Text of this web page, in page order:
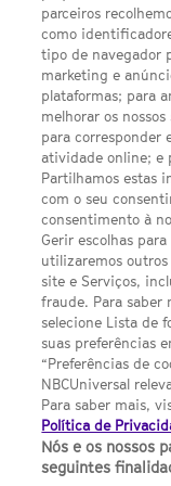
Escolhas de Anúncios
Política de
Sobre nós
Termos E Condições
UMA
Contact us by email:
NBC Universal
by Universal Studios
parceiros
como
tipo de navegador
marketing e
plataformas; para
melhorar os
para corresponder
atividade online; e
Partilhamos estas
com o seu
consentimento à
Gerir escolhas
utilizaremos outros
site e Serviços,
fraude. Para saber
selecione Lista de
suas preferências
“Preferências de
NBCUniversal
Para saber mais,
Política de
Nós e os nossos
seguintes